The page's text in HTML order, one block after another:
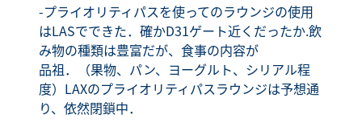
-プライオリティパスを使ってのラウンジの使用
はLASでできた．確かD31ゲート近くだったか.飲
み物の種類は豊富だが、食事の内容が
品祖．（果物、パン、ヨーグルト、シリアル程
度）LAXのプライオリティパスラウンジは予想通
り、依然閉鎖中．